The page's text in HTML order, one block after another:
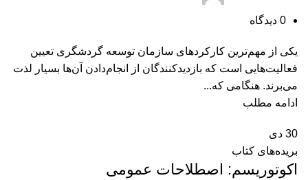
0 دیدگاه
یکی از مهم‌ترین کارکردهای سازمان توسعه گردشگری تعیین
فعالیت‌هایی است که بازدیدکنندگان از انجام‌دادن آن‌ها بسیار لذت
می‌برند. هنگامی که...
ادامه مطلب
30 دی
بریده‌های کتاب
اکوتوریسم: اصطلاحات عمومی